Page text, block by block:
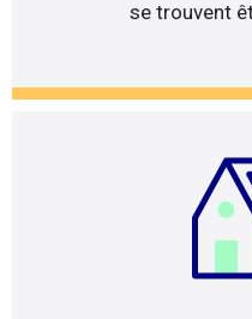
se trouvent